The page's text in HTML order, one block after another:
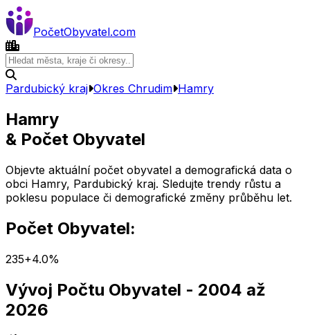
PočetObyvatel.com
Pardubický kraj Okres Chrudim Hamry
Hamry
& Počet Obyvatel
Objevte aktuální počet obyvatel a demografická data o
obci Hamry, Pardubický kraj. Sledujte trendy růstu a
poklesu populace či demografické změny průběhu let.
Počet Obyvatel:
235+4.0%
Vývoj Počtu Obyvatel - 2004 až
2026